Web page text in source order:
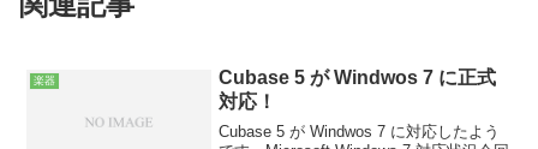
楽器
Cubase 5 が Windwos 7 に正式
対応！
Cubase 5 が Windwos 7 に対応したよう